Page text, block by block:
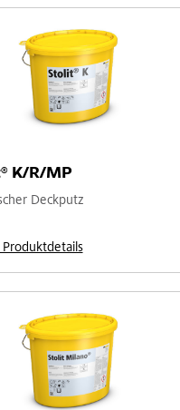
K/R/MP
Deckputz
Produktdetails